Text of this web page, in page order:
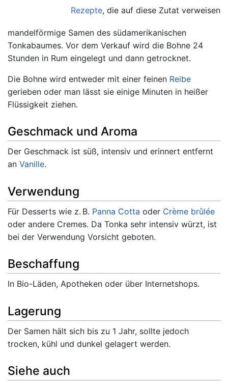
Rezepte, die auf diese Zutat verweisen.
mandelförmige Samen des südamerikanischen
Tonkabaumes. Vor dem Verkauf wird die Bohne 24
Stunden in Rum eingelegt und dann getrocknet.
Die Bohne wird entweder mit einer feinen Reibe
gerieben oder man lässt sie einige Minuten in heißer
Flüssigkeit ziehen.
Geschmack und Aroma
Der Geschmack ist süß, intensiv und erinnert entfernt
an Vanille.
Verwendung
Für Desserts wie z. B. Panna Cotta oder Crème brûlée
oder andere Cremes. Da Tonka sehr intensiv würzt, ist
bei der Verwendung Vorsicht geboten.
Beschaffung
In Bio-Läden, Apotheken oder über Internetshops.
Lagerung
Der Samen hält sich bis zu 1 Jahr, sollte jedoch
trocken, kühl und dunkel gelagert werden.
Siehe auch